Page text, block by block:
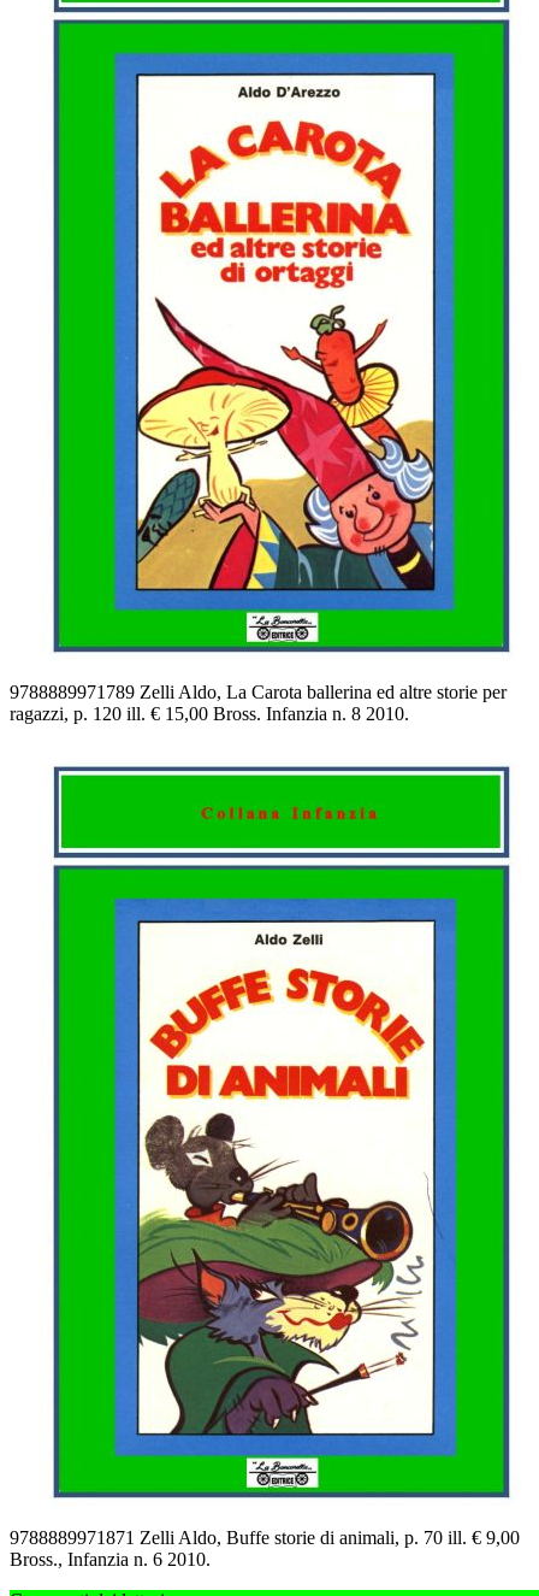
9788889971789 Zelli Aldo, La Carota ballerina ed altre storie per
ragazzi, p. 120 ill. € 15,00 Bross. Infanzia n. 8 2010.
9788889971871 Zelli Aldo, Buffe storie di animali, p. 70 ill. € 9,00
Bross., Infanzia n. 6 2010.